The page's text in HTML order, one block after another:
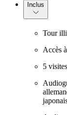
Inclus
Tour
Accès
5